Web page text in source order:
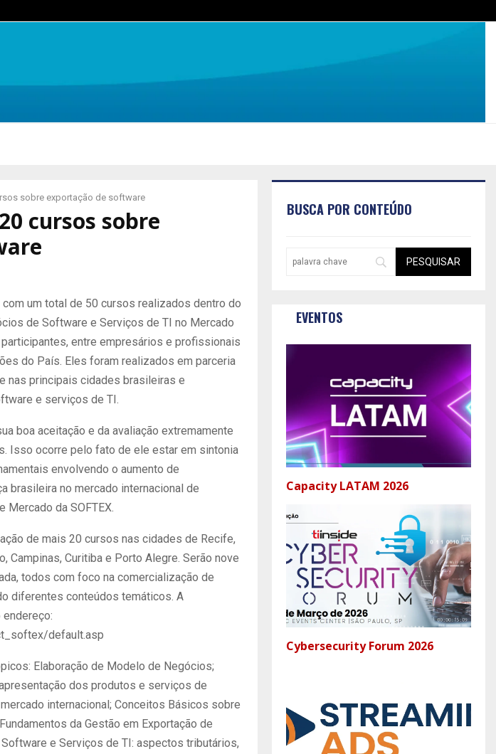
sobre exportação de software
cursos sobre
um total de 50 cursos realizados dentro do
de Software e Serviços de TI no Mercado
entre empresários e profissionais
do País. Eles foram realizados em parceria
nas principais cidades brasileiras e
e serviços de TI.
boa aceitação e da avaliação extremamente
Isso ocorre pelo fato de ele estar em sintonia
envolvendo o aumento de
brasileira no mercado internacional de
da SOFTEX.
de mais 20 cursos nas cidades de Recife,
Campinas, Curitiba e Porto Alegre. Serão nove
todos com foco na comercialização de
diferentes conteúdos temáticos. A
default.asp
Elaboração de Modelo de Negócios;
dos produtos e serviços de
internacional; Conceitos Básicos sobre
da Gestão em Exportação de
e Serviços de TI: aspectos tributários,
BUSCA POR CONTEÚDO
EVENTOS
Capacity LATAM 2026
Cybersecurity Forum 2026